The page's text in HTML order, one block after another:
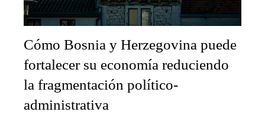
Cómo Bosnia y Herzegovina puede
fortalecer su economía reduciendo
la fragmentación político-
administrativa